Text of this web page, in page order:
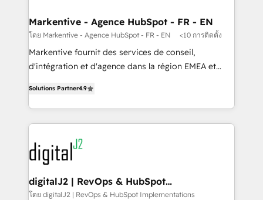
Personal Consultant + Tech Team to handle the
heavy lifting of mapping out AND building your ideal
system. + Get best practices and 'don't know what
you don't know' recommendations to maximize
6,500+ Partners) and was named 2023 HubSpot
Partner of the Year 💥 Trusted by 2,500+ companies
www.onthefuze.com/hubspot-admin Contact us to
learn more!
Markentive - Agence HubSpot - FR - EN
โดย Markentive - Agence HubSpot - FR - EN <10 การติดตั้ง
Markentive fournit des services de conseil,
d'intégration et d'agence dans la région EMEA et
marketing automation, Growth, Revops, CRM et
webdesign. Markentive is both a consulting firm, a
digital agency and an integrator. With over 115
experts in marketing automation, growth, revops,
CRM and webdesign (We focus on EMEA - USA
customers).
Solutions Partner4.9
digitalJ2 | RevOps & HubSpot
Implementations
โดย digitalJ2 | RevOps & HubSpot Implementations